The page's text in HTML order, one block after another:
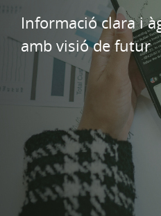
Informació clara i
amb visió de futur